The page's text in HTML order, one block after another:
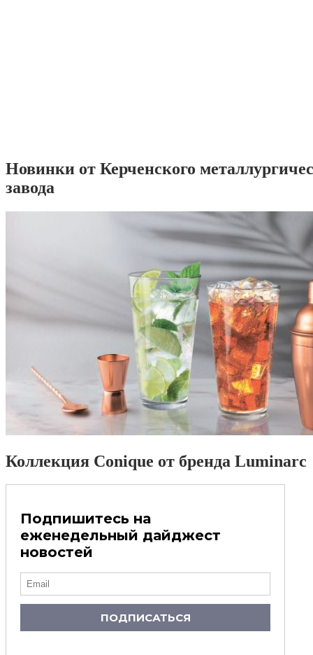
Новинки от Керченского
завода
Коллекция Conique от бренда Luminarc
Подпишитесь на
еженедельный дайджест
новостей
ПОДПИСАТЬСЯ